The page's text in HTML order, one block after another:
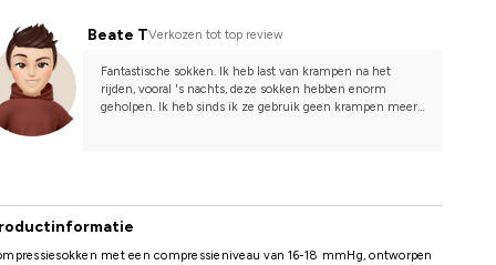
Beate TVerkozen tot top review
Fantastische sokken. Ik heb last van krampen na het
rijden, vooral 's nachts, deze sokken hebben enorm
geholpen. Ik heb sinds ik ze gebruik geen krampen meer
met een compressieniveau van 16-18 mmHg, ontworpen